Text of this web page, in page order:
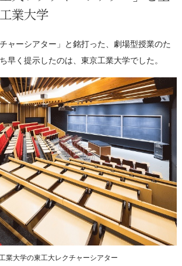
業大学
ャーシアター」と銘打った、劇場型授業のた
早く提示したのは、東京工業大学でした。
業大学の東工大レクチャーシアター